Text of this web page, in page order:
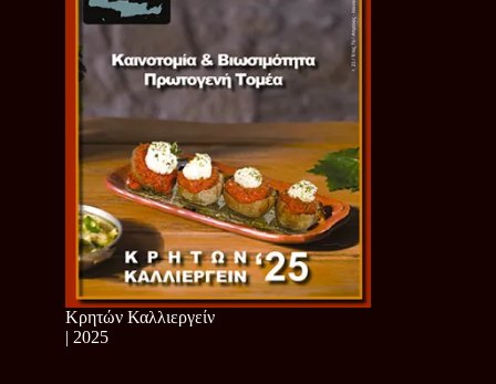
Κρητών Καλλιεργείν
| 2025